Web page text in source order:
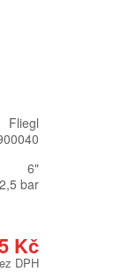
Fliegl
6"
2,5 bar
Kč
DPH